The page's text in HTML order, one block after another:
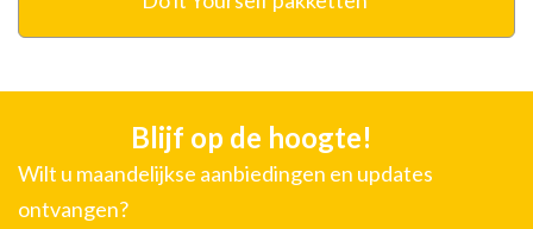
Blijf op de hoogte!
Wilt u maandelijkse aanbiedingen en updates
ontvangen?